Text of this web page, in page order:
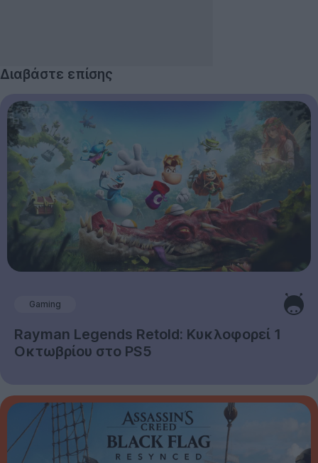
Διαβάστε επίσης
Gaming
Rayman Legends Retold: Κυκλοφορεί 1
Οκτωβρίου στο PS5